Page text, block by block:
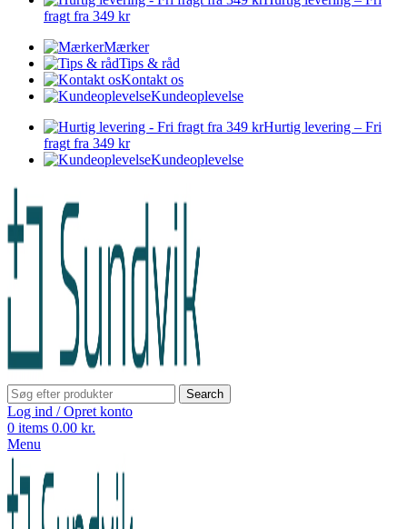
fragt fra 349 kr
Mærker
Tips & råd
Kontakt os
Kundeoplevelse
Hurtig levering – Fri
fragt fra 349 kr
Kundeoplevelse
Search
Log ind / Opret konto
0 items 0.00 kr.
Menu